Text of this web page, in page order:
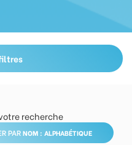
recherche
PAR